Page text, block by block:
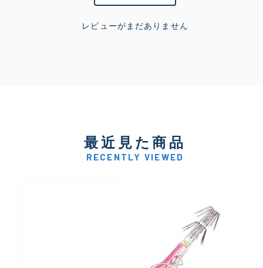
レビューがまだありません
最近見た商品
RECENTLY VIEWED